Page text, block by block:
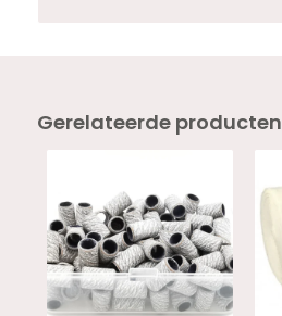
Gerelateerde producten